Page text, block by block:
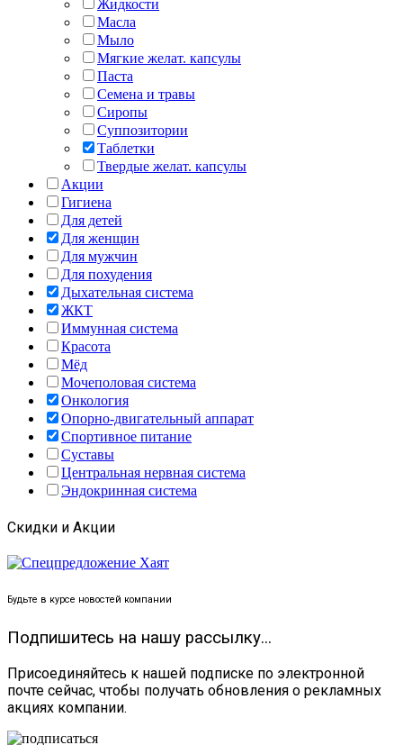
Жидкости
Масла
Мыло
Мягкие желат. капсулы
Паста
Семена и травы
Сиропы
Суппозитории
Таблетки
Твердые желат. капсулы
Акции
Гигиена
Для детей
Для женщин
Для мужчин
Для похудения
Дыхательная система
ЖКТ
Иммунная система
Красота
Мёд
Мочеполовая система
Онкология
Опорно-двигательный аппарат
Спортивное питание
Суставы
Центральная нервная система
Эндокринная система
Скидки и Акции
Будьте в курсе новостей компании
Подпишитесь на нашу рассылку...
Присоединяйтесь к нашей подписке по электронной
почте сейчас, чтобы получать обновления о рекламных
акциях компании.